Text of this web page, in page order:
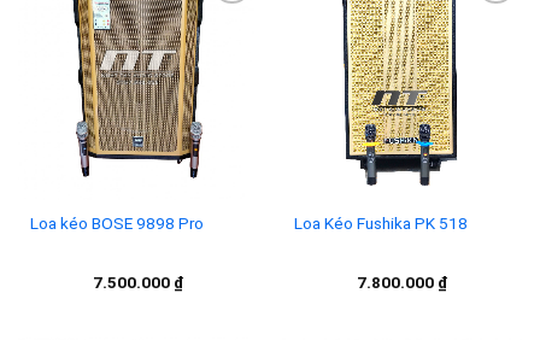
wishlist
Loa kéo BOSE 9898 Pro
7.500.000 ₫
Loa Kéo Fushika PK 518
7.800.000 ₫